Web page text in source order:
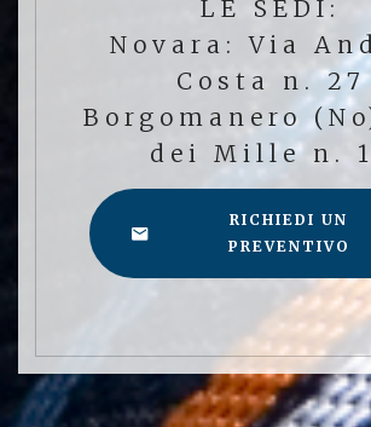
LE SEDI:
Novara: Via
Costa n. 27
Borgomanero
dei Mille n.
RICHIEDI UN
PREVENTIVO